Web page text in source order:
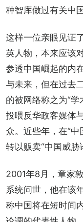
种智库做过有关中
这样一位亲眼见证
英人物，本来应该
参透中国崛起的内
与未来，但在过去
的被网络称之为“学
投喂反华政客媒体
众。近些年，在“中
转以贩卖“中国威胁
2001年8月，章家
系统问世，他在该
称中国将在短时间